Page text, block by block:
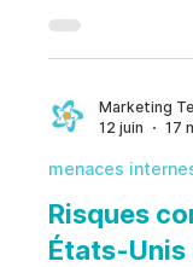
à des risques
ressources
Fraude efficace
risques,
Marketing
12 juin
17
menaces
Risques
États-Unis